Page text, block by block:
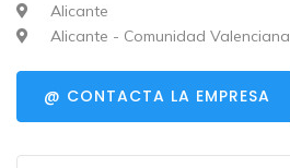
Alicante
Alicante - Comunidad Valenciana
@ CONTACTA LA EMPRESA